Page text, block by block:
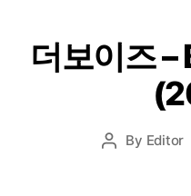
더보이즈
Post
By Editor